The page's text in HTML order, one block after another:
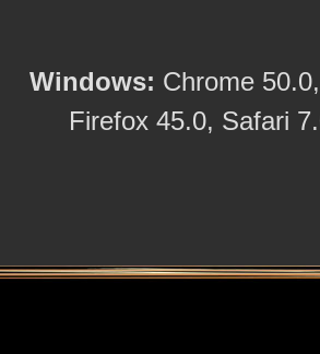
Windows: Chrome
Firefox 45.0, Safari